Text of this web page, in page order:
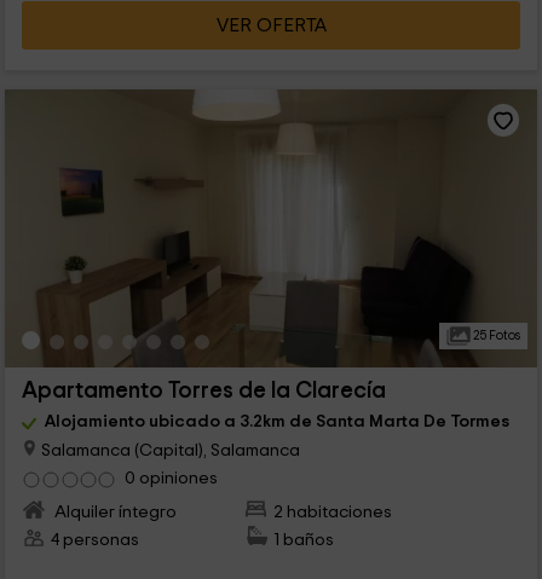
VER OFERTA
25 Fotos
Apartamento Torres de la Clarecía
Alojamiento ubicado a 3.2km de Santa Marta De Tormes
Salamanca (Capital), Salamanca
0 opiniones
Alquiler íntegro
2 habitaciones
4 personas
1 baños